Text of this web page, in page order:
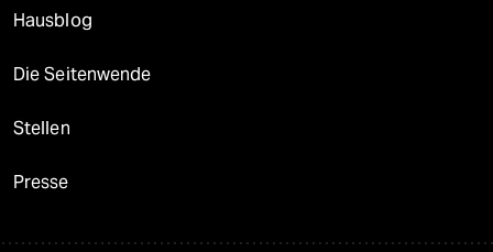
Hausblog
Die Seitenwende
Stellen
Presse